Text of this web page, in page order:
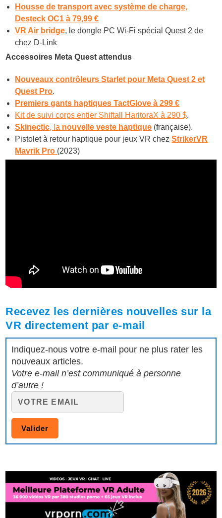
Housse de transport avec système de charge,
Desteck OC1 à 79,99 €
VR Air bridge, le dongle PC Wi-Fi spécial Quest 2 de
chez D-Link
Accessoires Meta Quest attendus
Nouveaux contrôleurs Starlet pour Meta Quest 2 et
Quest Pro.
Premiers gants haptiques TactGlove à 299 €
Kit de suivi corps entier Shiftall HaritoraX à 290 $.
Skinectic, la nouvelle veste haptique (française).
Pistolet à retour haptique pour jeux VR chezStrikerVR
Mavrik Pro (2023)
Recevez les dernières nouvelles sur la
VR directement par e-mail
Indiquez-nous votre e-mail pour ne plus rater les
nouveaux articles.
Votre e-mail n’est communiqué à personne
d’autre !